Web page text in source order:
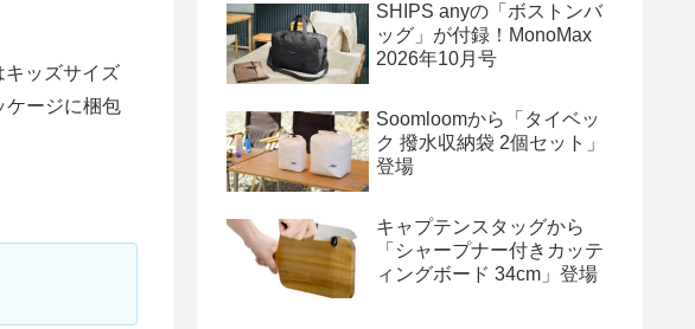
キッズサイズ
ケージに梱包
SHIPS anyの「ボストンバ
ッグ」が付録！MonoMax
2026年10月号
Soomloomから「タイベッ
ク 撥水収納袋 2個セット」
登場
キャプテンスタッグから
「シャープナー付きカッテ
ィングボード 34cm」登場